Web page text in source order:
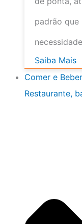
padrão que
Saiba Mais
Comer e Beber
Restaurante,